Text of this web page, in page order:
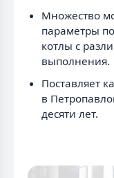
Множество
параметры
котлы с
выполнения.
Поставляет
в
десяти лет.